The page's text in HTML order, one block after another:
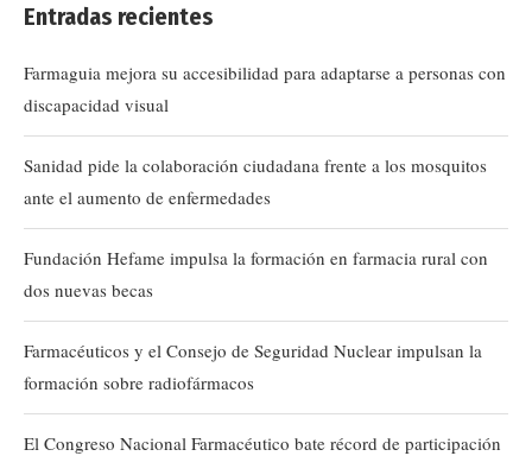
Entradas recientes
Farmaguia mejora su accesibilidad para adaptarse a personas con
discapacidad visual
Sanidad pide la colaboración ciudadana frente a los mosquitos
ante el aumento de enfermedades
Fundación Hefame impulsa la formación en farmacia rural con
dos nuevas becas
Farmacéuticos y el Consejo de Seguridad Nuclear impulsan la
formación sobre radiofármacos
El Congreso Nacional Farmacéutico bate récord de participación